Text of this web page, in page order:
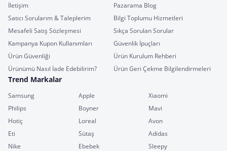
İletişim
Pazarama Blog
Satıcı Sorularım & Taleplerim
Bilgi Toplumu Hizmetleri
Mesafeli Satış Sözleşmesi
Sıkça Sorulan Sorular
Kampanya Kupon Kullanımları
Güvenlik İpuçları
Ürün Güvenliği
Ürün Kurulum Rehberi
Ürünümü Nasıl İade Edebilirim?
Ürün Geri Çekme Bilgilendirmeleri
Trend Markalar
Samsung Apple
Xiaomi
Philips
Boyner
Mavi
Hotiç
Loreal
Avon
Eti
Sütaş
Adidas
Nike
Ebebek
Sleepy